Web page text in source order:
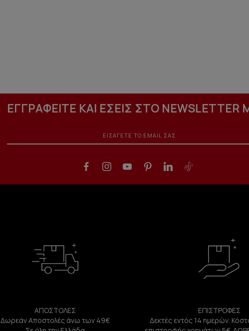
ΕΓΓΡΑΦΕΙΤΕ ΚΑΙ ΕΣΕΙΣ ΣΤΟ NEWSLETTER
ΑΠΟΣΤΟΛΕΣ
Δωρεάν Αποστολές άνω των 49€
ΕΠΙΣΤΡΟΦΕΣ
Δεκτές εντός 14 ημερών.